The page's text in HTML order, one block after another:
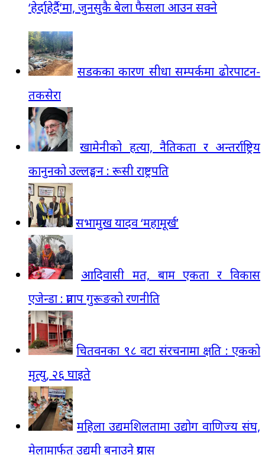
‘हेर्दाहेर्दै’मा, जुनसुकै बेला फैसला आउन सक्ने
सडकका कारण सीधा सम्पर्कमा ढोरपाटन-
तकसेरा
खामेनीको हत्या, नैतिकता र अन्तर्राष्ट्रिय
कानुनको उल्लङ्घन : रूसी राष्ट्रपति
सभामुख यादव ‘महामूर्ख’
आदिवासी मत, बाम एकता र विकास
एजेन्डा : प्रताप गुरूङको रणनीति
चितवनका ९८ वटा संरचनामा क्षति : एकको
मृत्यु, २६ घाइते
महिला उद्यमशिलतामा उद्योग वाणिज्य संघ,
मेलामार्फत उद्यमी बनाउने प्रयास